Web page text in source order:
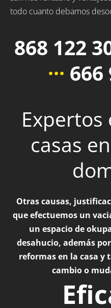
todo cuanto debamos
868 122
··· 666
Expertos
casas
Otras causas,
que efectuemos un
un espacio de
desahucio, además
reformas en la casa
cambio o